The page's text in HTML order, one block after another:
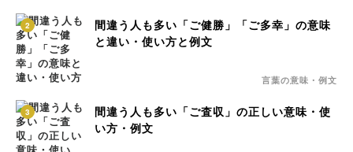
2
間違う人も多い「ご健勝」「ご多幸」の意味
と違い・使い方と例文
言葉の意味・例文
3
間違う人も多い「ご査収」の正しい意味・使
い方・例文